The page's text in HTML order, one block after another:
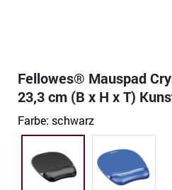
Fellowes® Mauspad
23,3 cm (B x H x T)
Farbe: schwarz